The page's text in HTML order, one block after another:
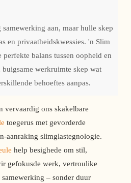
aan, maar hulle skep
en privaatheidskwessies. 'n Slim
balans tussen oopheid en
werkruimte skep wat
behoeftes aanpas.
vervaardig ons skakelbare
toegerus met gevorderde
aanraking slimglastegnologie.
help besighede om stil,
gefokusde werk, vertroulike
– sonder duur